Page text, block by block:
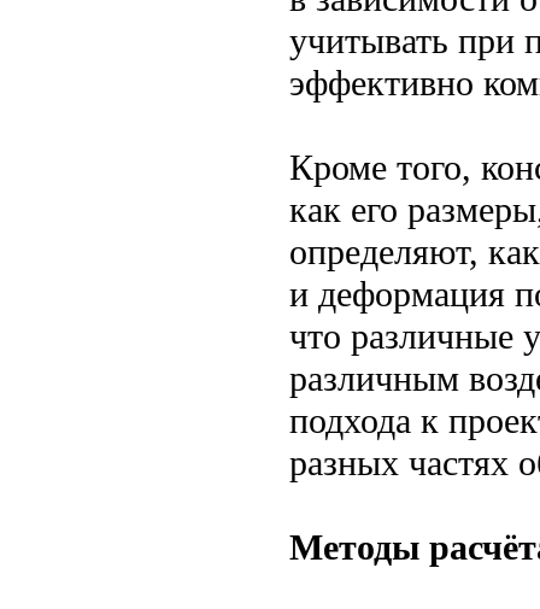
учитывать при
эффективно
Кроме того,
как его
определяют,
и деформация
что различные
различным
подхода к
разных частях
Методы